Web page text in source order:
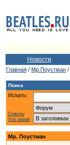
Новости
Главная / Мр.Поустман /
Поиск
Искать:
Советы
Vox populi
Мр. Поустман